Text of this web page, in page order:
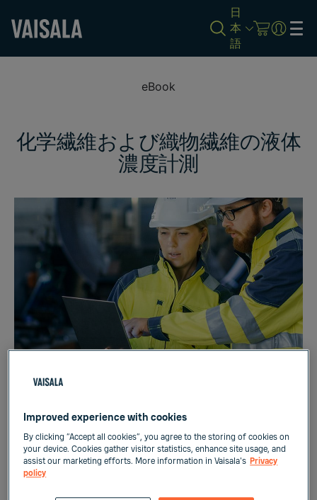
日
本
語
eBook
化学繊維および織物繊維の液体
濃度計測
環境への影響を減らす
Improved experience with cookies
By clicking “Accept all cookies”, you agree to the storing of cookies on
your device. Cookies gather visitor statistics, enhance site usage, and
assist our marketing efforts. More information in Vaisala's Privacy
policy